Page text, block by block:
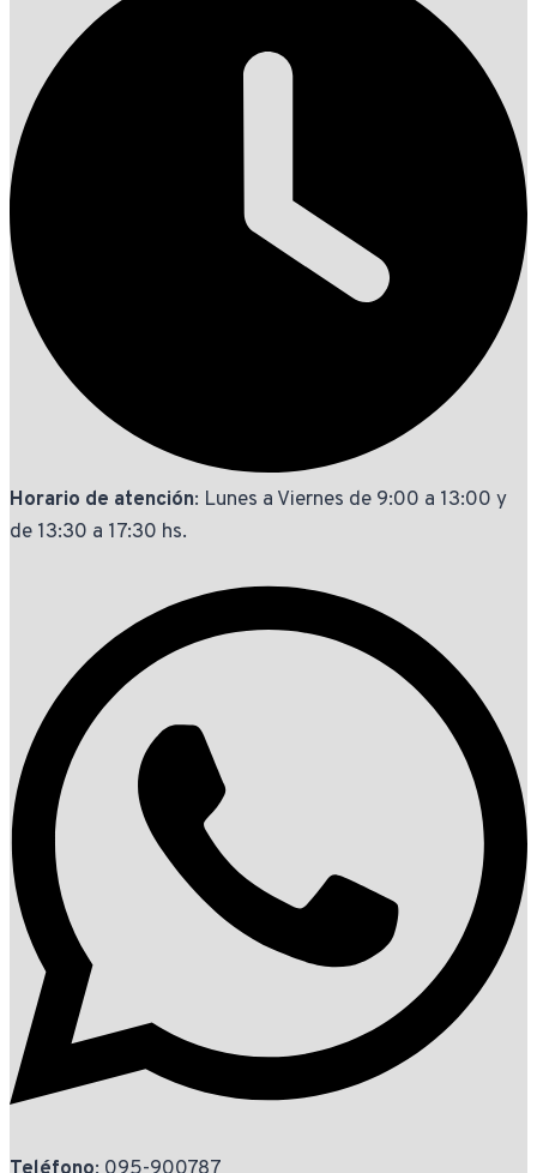
Horario de atención: Lunes a Viernes de 9:00 a 13:00 y
de 13:30 a 17:30 hs.